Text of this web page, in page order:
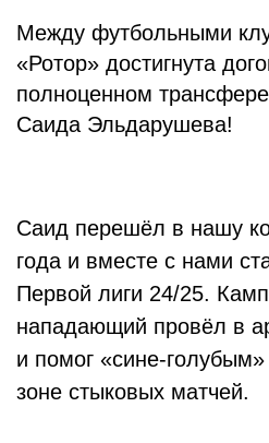
Между футбольными
«Ротор» достигнута
полноценном
Саида Эльдарушева!
Саид перешёл в нашу
года и вместе с нами
Первой лиги 24/25.
нападающий провёл в
и помог «сине-
зоне стыковых матчей.